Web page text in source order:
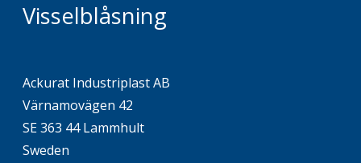
Visselblåsning
Ackurat Industriplast AB
Värnamovägen 42
SE 363 44 Lammhult
Sweden